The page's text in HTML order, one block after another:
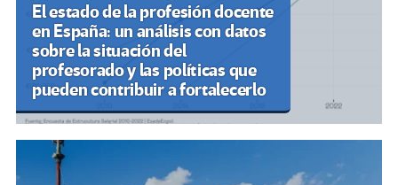
El estado de la profesión docente
en España: un análisis con datos
sobre la situación del
profesorado y las políticas que
pueden contribuir a fortalecerlo